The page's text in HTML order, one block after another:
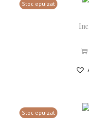
Stoc epuizat
Stoc epuizat